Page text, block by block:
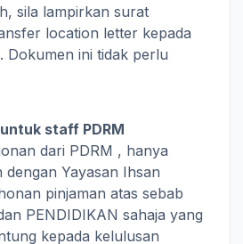
sila lampirkan surat
location letter kepada
Dokumen ini tidak perlu
staff PDRM
dari PDRM , hanya
Yayasan Ihsan
pinjaman atas sebab
PENDIDIKAN sahaja yang
kepada kelulusan